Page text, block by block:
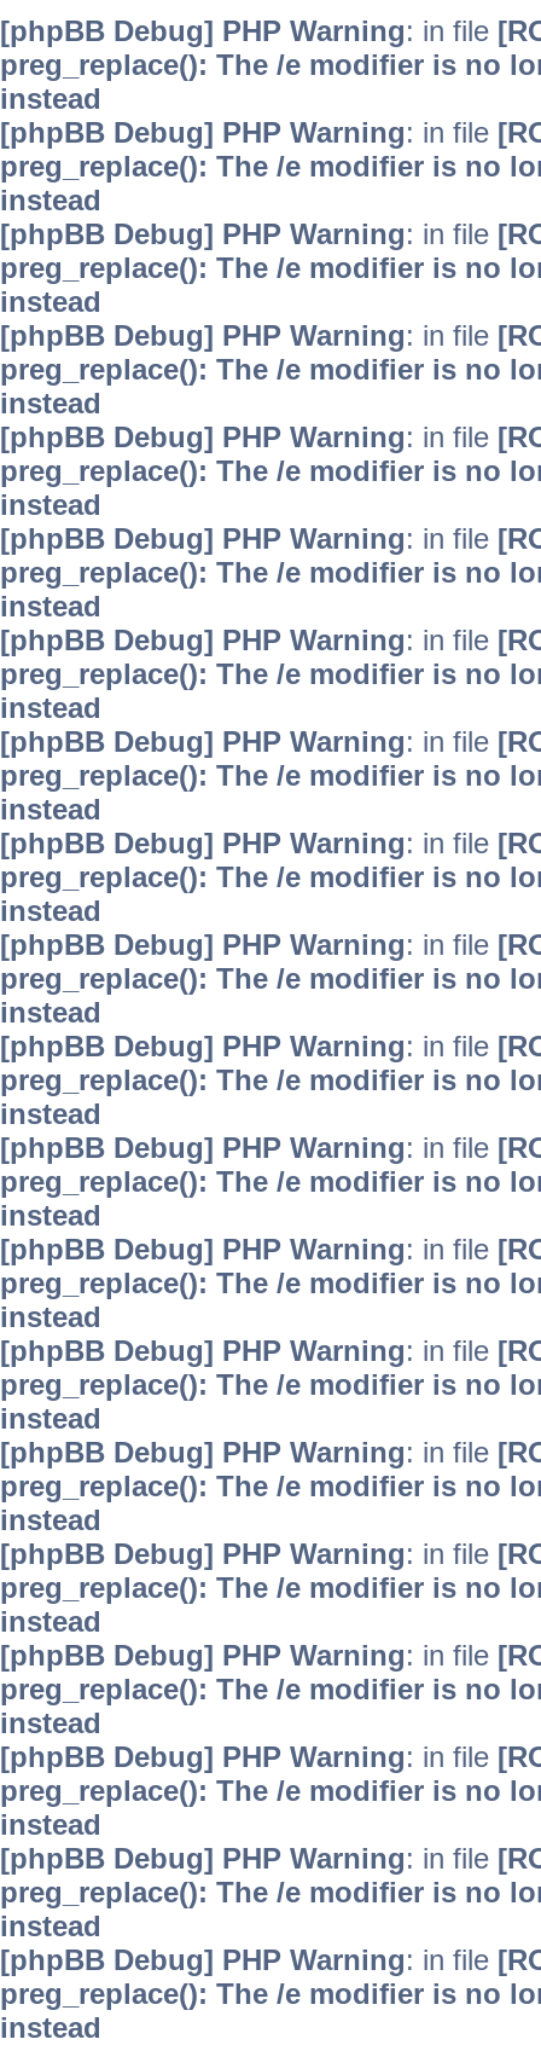
[phpBB Debug] PHP Warning: in file
preg_replace(): The /e modifier is no
instead
[phpBB Debug] PHP Warning: in file
preg_replace(): The /e modifier is no
instead
[phpBB Debug] PHP Warning: in file
preg_replace(): The /e modifier is no
instead
[phpBB Debug] PHP Warning: in file
preg_replace(): The /e modifier is no
instead
[phpBB Debug] PHP Warning: in file
preg_replace(): The /e modifier is no
instead
[phpBB Debug] PHP Warning: in file
preg_replace(): The /e modifier is no
instead
[phpBB Debug] PHP Warning: in file
preg_replace(): The /e modifier is no
instead
[phpBB Debug] PHP Warning: in file
preg_replace(): The /e modifier is no
instead
[phpBB Debug] PHP Warning: in file
preg_replace(): The /e modifier is no
instead
[phpBB Debug] PHP Warning: in file
preg_replace(): The /e modifier is no
instead
[phpBB Debug] PHP Warning: in file
preg_replace(): The /e modifier is no
instead
[phpBB Debug] PHP Warning: in file
preg_replace(): The /e modifier is no
instead
[phpBB Debug] PHP Warning: in file
preg_replace(): The /e modifier is no
instead
[phpBB Debug] PHP Warning: in file
preg_replace(): The /e modifier is no
instead
[phpBB Debug] PHP Warning: in file
preg_replace(): The /e modifier is no
instead
[phpBB Debug] PHP Warning: in file
preg_replace(): The /e modifier is no
instead
[phpBB Debug] PHP Warning: in file
preg_replace(): The /e modifier is no
instead
[phpBB Debug] PHP Warning: in file
preg_replace(): The /e modifier is no
instead
[phpBB Debug] PHP Warning: in file
preg_replace(): The /e modifier is no
instead
[phpBB Debug] PHP Warning: in file
preg_replace(): The /e modifier is no
instead